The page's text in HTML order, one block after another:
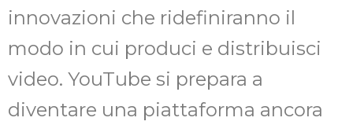
innovazioni che ridefiniranno il
modo in cui produci e distribuisci
video. YouTube si prepara a
diventare una piattaforma ancora